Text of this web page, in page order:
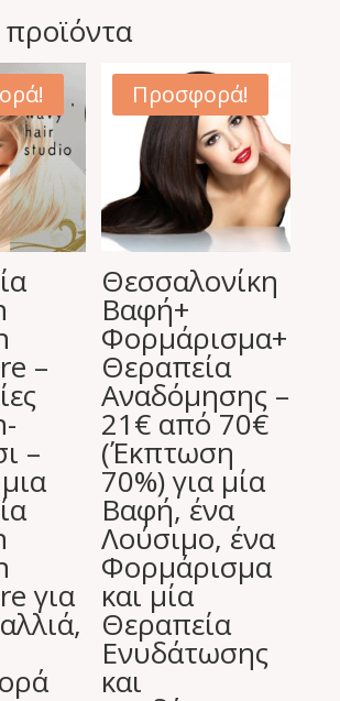
προϊόντα
–
–
για
Προσφορά!
Θεσσαλονίκη
Βαφή+
Φορμάρισμα+
Θεραπεία
Αναδόμησης –
21€ από 70€
(Έκπτωση
70%) για μία
Βαφή, ένα
Λούσιμο, ένα
Φορμάρισμα
και μία
Θεραπεία
Ενυδάτωσης
και